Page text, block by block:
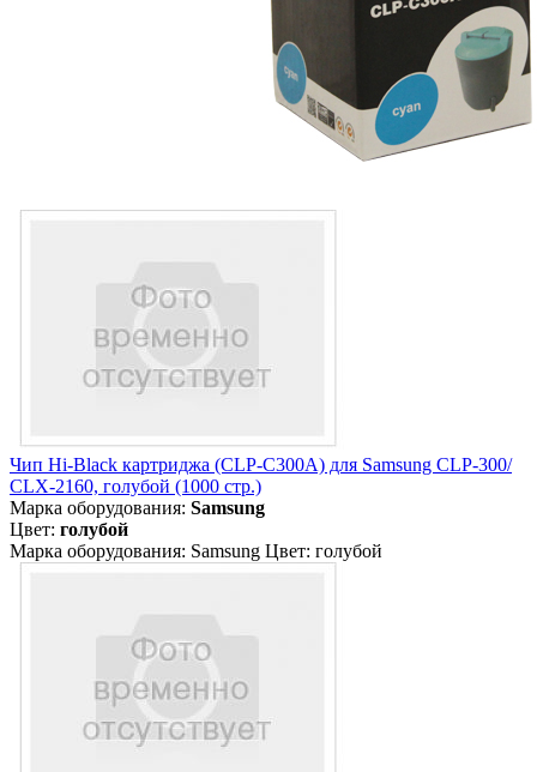
Чип Hi-Black картриджа (CLP-C300A) для Samsung CLP-300/
CLX-2160, голубой (1000 стр.)
Марка оборудования: Samsung
Цвет: голубой
Марка оборудования: Samsung Цвет: голубой